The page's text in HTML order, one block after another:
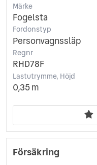
Märke
Fogelsta
Fordonstyp
Personvagnssläp
Regnr
RHD78F
Lastutrymme, Höjd
0,35 m
Försäkring